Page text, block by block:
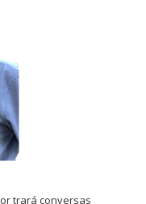
trará conversas